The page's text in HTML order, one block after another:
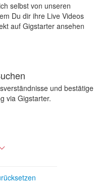
selbst von unseren
Du dir ihre Live Videos
auf Gigstarter ansehen
und bestätige
via Gigstarter.